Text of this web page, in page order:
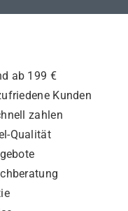
ab 199 €
Kunden
zahlen
Qualität